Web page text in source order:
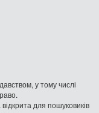
у тому числі
для пошуковиків